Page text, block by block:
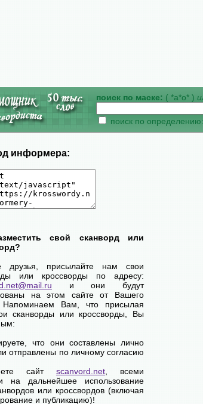
поиск по маске: ( *а*о* )
поиск по
информера:
свой сканворд или
друзья, присылайте нам свои
или кроссворды по адресу:
и они будут
на этом сайте от Вашего
Вам, что присылая
сканворды или кроссворды, Вы
что они составлены лично
отправлены по личному согласию
сайт scanvord.net , всеми
на дальнейшее использование
или кроссвордов (включая
и публикацию)!